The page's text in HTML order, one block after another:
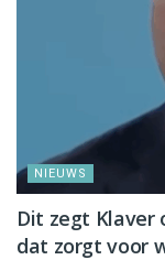
NIEUWS
Dit zegt Klaver
dat zorgt voor